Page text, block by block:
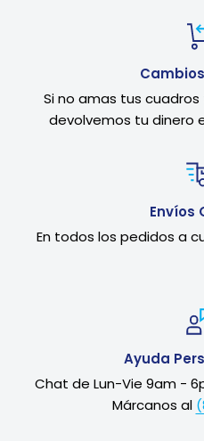
Cambios
Si no amas tus
devolvemos tu dinero
Envíos
En todos los pedidos a
Ayuda
Chat de Lun-Vie 9am -
Márcanos al